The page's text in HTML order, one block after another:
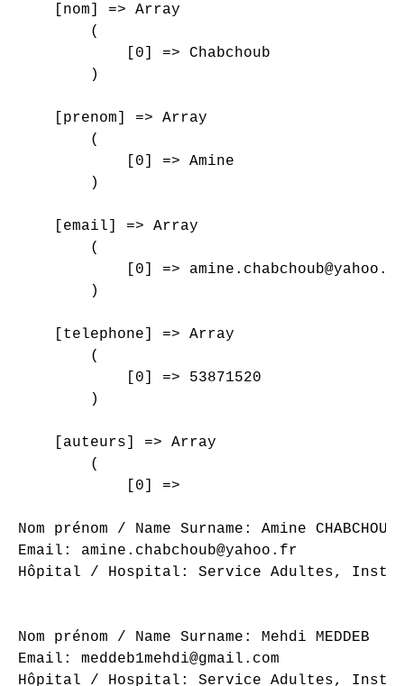
    [nom] => Array
        (
            [0] => Chabchoub
        )
    [prenom] => Array
        (
            [0] => Amine
        )
    [email] => Array
        (
[0] =>
        )
    [telephone] => Array
        (
            [0] => 53871520
        )
    [auteurs] => Array
        (
            [0] =>
Nom prénom / Name Surname: Amine CHABCHOUB
Email: amine.chabchoub@yahoo.fr
Hôpital / Hospital: Service Adultes,
Nom prénom / Name Surname: Mehdi MEDDEB
Email: meddeb1mehdi@gmail.com
Hôpital / Hospital: Service Adultes,